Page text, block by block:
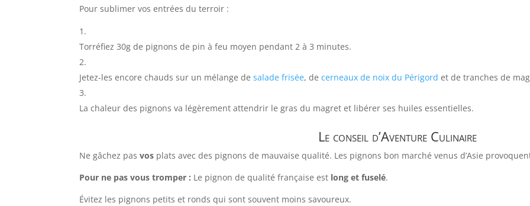
Pour sublimer vos entrées du terroir :
Torréfiez 30g de pignons de pin à feu moyen pendant 2 à 3 minutes.
Jetez-les encore chauds sur un mélange desalade frisée, decerneaux de noix du Périgord et de tranches de
La chaleur des pignons va légèrement attendrir le gras du magret et libérer ses huiles essentielles.
Le conseil d’Aventure Culinaire
Ne gâchez pasvos plats avec des pignons de mauvaise qualité. Les pignons bon marché venus d’Asie
Pour ne pas vous tromper : Le pignon de qualité française est long et fuselé.
Évitez les pignons petits et ronds qui sont souvent moins savoureux.